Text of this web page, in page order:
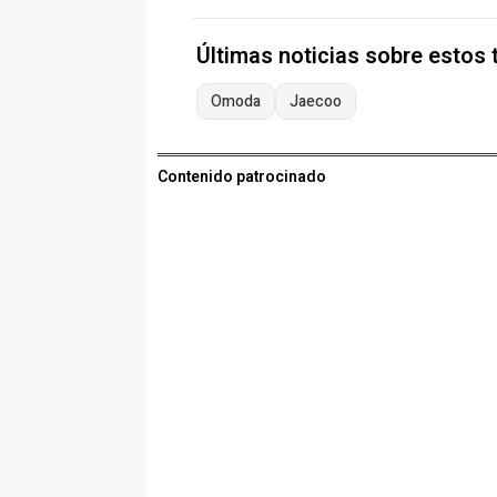
Últimas noticias sobre estos
Omoda Jaecoo
Contenido patrocinado